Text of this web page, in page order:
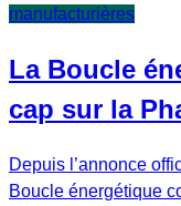
manufacturières
La Boucle
cap sur la
Depuis l’annonce
Boucle énergétique